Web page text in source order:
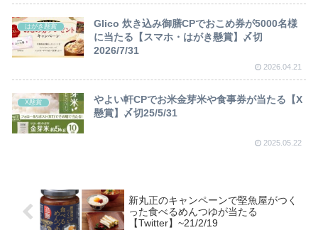
はがき懸賞
Glico 炊き込み御膳CPでおこめ券が5000名様
に当たる【スマホ・はがき懸賞】〆切
2026/7/31
2026.04.21
X懸賞
やよい軒CPでお米金芽米や食事券が当たる【X
懸賞】〆切25/5/31
2025.05.22
新丸正のキャンペーンで堅魚屋がつく
った食べるめんつゆが当たる
【Twitter】~21/2/19